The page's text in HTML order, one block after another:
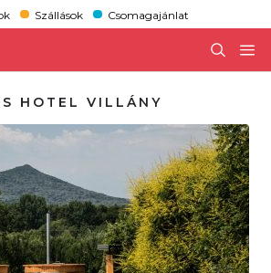
Szállások Csomagajánlat
HOTEL VILLÁNY